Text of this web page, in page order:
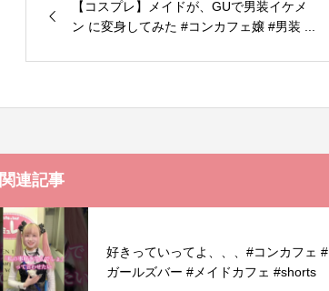
【コスプレ】メイドが、GUで男装イケメ
ン に変身してみた #コンカフェ嬢 #男装 ...
関連記事
好きっていってよ、、、#コンカフェ #
ガールズバー #メイドカフェ #shorts